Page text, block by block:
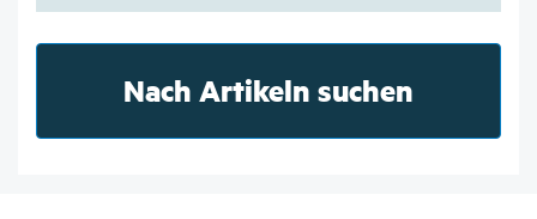
Nach Artikeln suchen